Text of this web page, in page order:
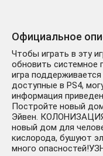
Официальное
Чтобы играть в эту
обновить системное
игра
доступные в PS4,
информация
Постройте новый
Эйвен.
новый дом для
кислорода, бушуют
много